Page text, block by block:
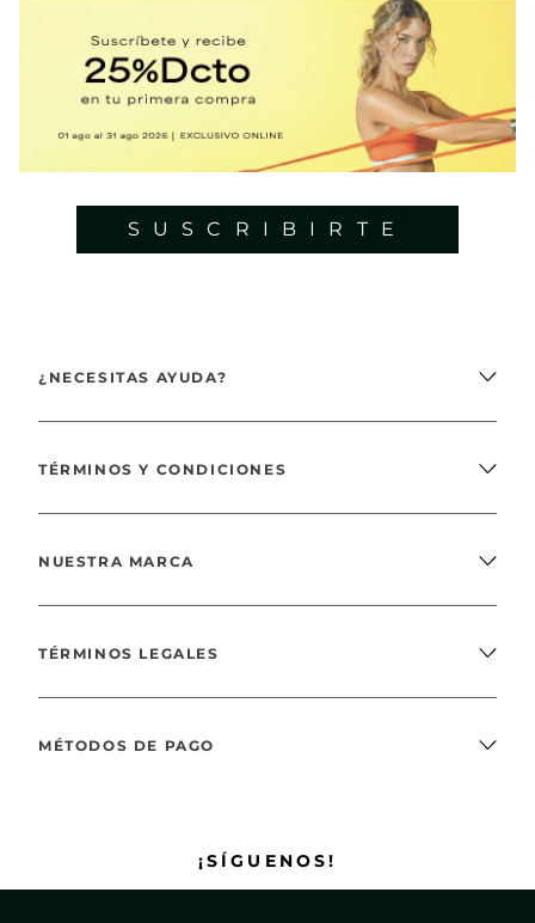
SUSCRIBIRTE
¿NECESITAS AYUDA?
TÉRMINOS Y CONDICIONES
NUESTRA MARCA
TÉRMINOS LEGALES
MÉTODOS DE PAGO
¡SÍGUENOS!